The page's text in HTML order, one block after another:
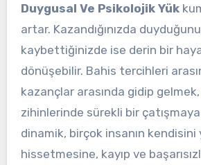
Duygusal Ve Psikolojik Yük
artar. Kazandığınızda
kaybettiğinizde ise derin bir hayal
dönüşebilir. Bahis tercihleri
kazançlar arasında gidip
zihinlerinde sürekli bir
dinamik, birçok insanın kendisini
hissetmesine, kayıp ve